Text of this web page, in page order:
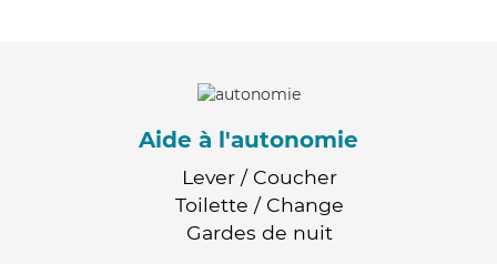
Aide à l'autonomie
Lever / Coucher
Toilette / Change
Gardes de nuit